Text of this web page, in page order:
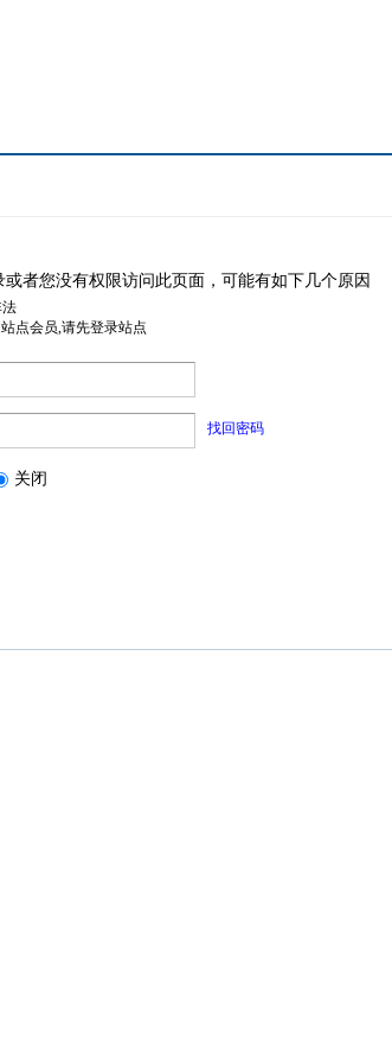
或者您没有权限访问此页面，可能有如下几个原因
点会员,请先登录站点
找回密码
关闭